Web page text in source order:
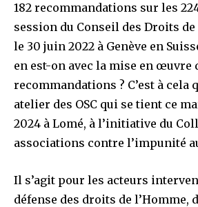
182 recommandations sur les
session du Conseil des Droits de
le 30 juin 2022 à Genève en
en est-on avec la mise en œuvre
recommandations ? C’est à cela
atelier des OSC qui se tient ce
2024 à Lomé, à l’initiative du
associations contre l’impunité
Il s’agit pour les acteurs
défense des droits de l’Homme,